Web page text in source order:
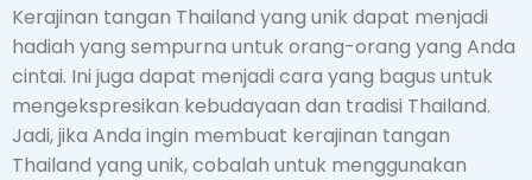
Kerajinan tangan Thailand yang unik dapat menjadi
hadiah yang sempurna untuk orang-orang yang Anda
cintai. Ini juga dapat menjadi cara yang bagus untuk
mengekspresikan kebudayaan dan tradisi Thailand.
Jadi, jika Anda ingin membuat kerajinan tangan
Thailand yang unik, cobalah untuk menggunakan